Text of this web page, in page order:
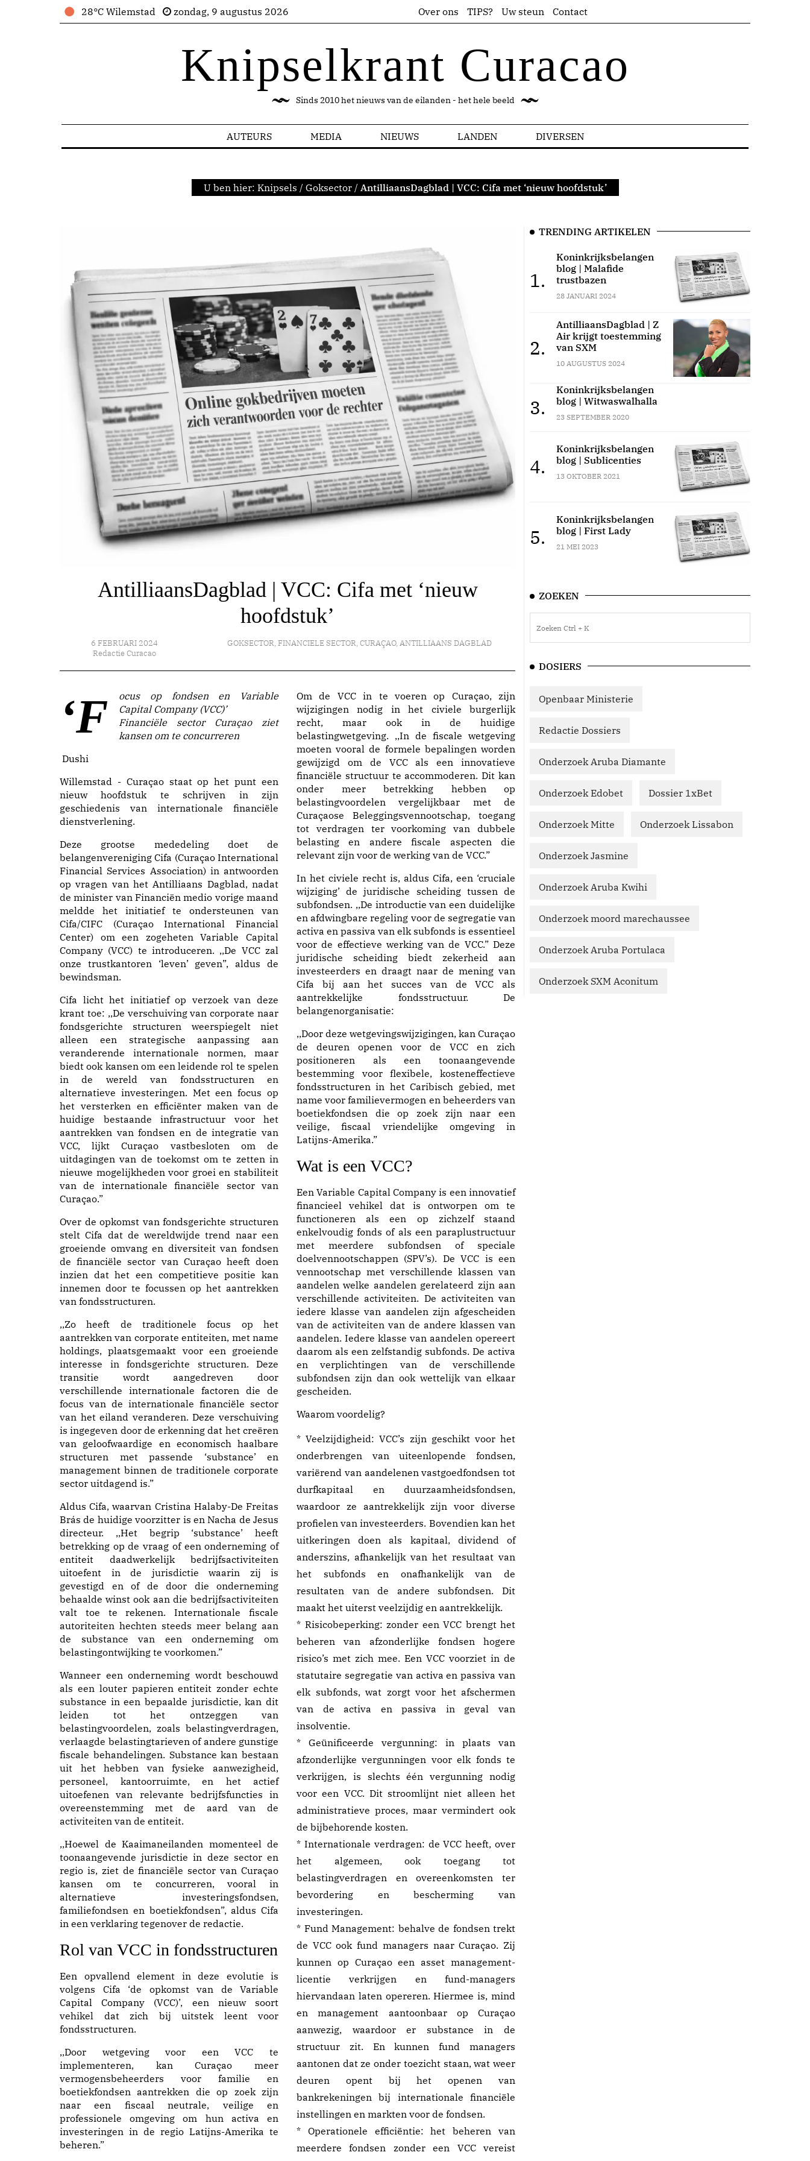
28°C Wilemstad zondag, 9 augustus 2026 Over ons TIPS? Uw steun Contact
Knipselkrant Curacao
Sinds 2010 het nieuws van de eilanden - het hele beeld
AUTEURS MEDIA NIEUWS LANDEN DIVERSEN
U ben hier: Knipsels / Goksector / AntilliaansDagblad | VCC: Cifa met ‘nieuw hoofdstuk’
AntilliaansDagblad | VCC: Cifa met ‘nieuw
hoofdstuk’
6 FEBRUARI 2024
Redactie Curacao
GOKSECTOR,FINANCIELE SECTOR,CURAÇAO,ANTILLIAANS DAGBLAD
‘Focus op fondsen en Variable
Capital Company (VCC)’
Financiële sector Curaçao ziet
kansen om te concurreren
Dushi
Willemstad - Curaçao staat op het punt een
nieuw hoofdstuk te schrijven in zijn
geschiedenis van internationale financiële
dienstverlening.
Deze grootse mededeling doet de
belangenvereniging Cifa (Curaçao International
Financial Services Association) in antwoorden
op vragen van het Antilliaans Dagblad, nadat
de minister van Financiën medio vorige maand
meldde het initiatief te ondersteunen van
Cifa/CIFC (Curaçao International Financial
Center) om een zogeheten Variable Capital
Company (VCC) te introduceren. ,,De VCC zal
onze trustkantoren ‘leven’ geven”, aldus de
bewindsman.
Cifa licht het initiatief op verzoek van deze
krant toe: ,,De verschuiving van corporate naar
fondsgerichte structuren weerspiegelt niet
alleen een strategische aanpassing aan
veranderende internationale normen, maar
biedt ook kansen om een leidende rol te spelen
in de wereld van fondsstructuren en
alternatieve investeringen. Met een focus op
het versterken en efficiënter maken van de
huidige bestaande infrastructuur voor het
aantrekken van fondsen en de integratie van
VCC, lijkt Curaçao vastbesloten om de
uitdagingen van de toekomst om te zetten in
nieuwe mogelijkheden voor groei en stabiliteit
van de internationale financiële sector van
Curaçao.”
Over de opkomst van fondsgerichte structuren
stelt Cifa dat de wereldwijde trend naar een
groeiende omvang en diversiteit van fondsen
de financiële sector van Curaçao heeft doen
inzien dat het een competitieve positie kan
innemen door te focussen op het aantrekken
van fondsstructuren.
,,Zo heeft de traditionele focus op het
aantrekken van corporate entiteiten, met name
holdings, plaatsgemaakt voor een groeiende
interesse in fondsgerichte structuren. Deze
transitie wordt aangedreven door
verschillende internationale factoren die de
focus van de internationale financiële sector
van het eiland veranderen. Deze verschuiving
is ingegeven door de erkenning dat het creëren
van geloofwaardige en economisch haalbare
structuren met passende ‘substance’ en
management binnen de traditionele corporate
sector uitdagend is.”
Aldus Cifa, waarvan Cristina Halaby-De Freitas
Brás de huidige voorzitter is en Nacha de Jesus
directeur. ,,Het begrip ‘substance’ heeft
betrekking op de vraag of een onderneming of
entiteit daadwerkelijk bedrijfsactiviteiten
uitoefent in de jurisdictie waarin zij is
gevestigd en of de door die onderneming
behaalde winst ook aan die bedrijfsactiviteiten
valt toe te rekenen. Internationale fiscale
autoriteiten hechten steeds meer belang aan
de substance van een onderneming om
belastingontwijking te voorkomen.”
Wanneer een onderneming wordt beschouwd
als een louter papieren entiteit zonder echte
substance in een bepaalde jurisdictie, kan dit
leiden tot het ontzeggen van
belastingvoordelen, zoals belastingverdragen,
verlaagde belastingtarieven of andere gunstige
fiscale behandelingen. Substance kan bestaan
uit het hebben van fysieke aanwezigheid,
personeel, kantoorruimte, en het actief
uitoefenen van relevante bedrijfsfuncties in
overeenstemming met de aard van de
activiteiten van de entiteit.
,,Hoewel de Kaaimaneilanden momenteel de
toonaangevende jurisdictie in deze sector en
regio is, ziet de financiële sector van Curaçao
kansen om te concurreren, vooral in
alternatieve investeringsfondsen,
familiefondsen en boetiekfondsen”, aldus Cifa
in een verklaring tegenover de redactie.
Rol van VCC in fondsstructuren
Een opvallend element in deze evolutie is
volgens Cifa ‘de opkomst van de Variable
Capital Company (VCC)’, een nieuw soort
vehikel dat zich bij uitstek leent voor
fondsstructuren.
,,Door wetgeving voor een VCC te
implementeren, kan Curaçao meer
vermogensbeheerders voor familie en
boetiekfondsen aantrekken die op zoek zijn
naar een fiscaal neutrale, veilige en
professionele omgeving om hun activa en
investeringen in de regio Latijns-Amerika te
beheren.”
Om de VCC in te voeren op Curaçao, zijn
wijzigingen nodig in het civiele burgerlijk
recht, maar ook in de huidige
belastingwetgeving. ,,In de fiscale wetgeving
moeten vooral de formele bepalingen worden
gewijzigd om de VCC als een innovatieve
financiële structuur te accommoderen. Dit kan
onder meer betrekking hebben op
belastingvoordelen vergelijkbaar met de
Curaçaose Beleggingsvennootschap, toegang
tot verdragen ter voorkoming van dubbele
belasting en andere fiscale aspecten die
relevant zijn voor de werking van de VCC.”
In het civiele recht is, aldus Cifa, een ‘cruciale
wijziging’ de juridische scheiding tussen de
subfondsen. ,,De introductie van een duidelijke
en afdwingbare regeling voor de segregatie van
activa en passiva van elk subfonds is essentieel
voor de effectieve werking van de VCC.” Deze
juridische scheiding biedt zekerheid aan
investeerders en draagt naar de mening van
Cifa bij aan het succes van de VCC als
aantrekkelijke fondsstructuur. De
belangenorganisatie:
,,Door deze wetgevingswijzigingen, kan Curaçao
de deuren openen voor de VCC en zich
positioneren als een toonaangevende
bestemming voor flexibele, kosteneffectieve
fondsstructuren in het Caribisch gebied, met
name voor familievermogen en beheerders van
boetiekfondsen die op zoek zijn naar een
veilige, fiscaal vriendelijke omgeving in
Latijns-Amerika.”
Wat is een VCC?
Een Variable Capital Company is een innovatief
financieel vehikel dat is ontworpen om te
functioneren als een op zichzelf staand
enkelvoudig fonds of als een paraplustructuur
met meerdere subfondsen of speciale
doelvennootschappen (SPV’s). De VCC is een
vennootschap met verschillende klassen van
aandelen welke aandelen gerelateerd zijn aan
verschillende activiteiten. De activiteiten van
iedere klasse van aandelen zijn afgescheiden
van de activiteiten van de andere klassen van
aandelen. Iedere klasse van aandelen opereert
daarom als een zelfstandig subfonds. De activa
en verplichtingen van de verschillende
subfondsen zijn dan ook wettelijk van elkaar
gescheiden.
Waarom voordelig?
* Veelzijdigheid: VCC’s zijn geschikt voor het
onderbrengen van uiteenlopende fondsen,
variërend van aandelenen vastgoedfondsen tot
durfkapitaal en duurzaamheidsfondsen,
waardoor ze aantrekkelijk zijn voor diverse
profielen van investeerders. Bovendien kan het
uitkeringen doen als kapitaal, dividend of
anderszins, afhankelijk van het resultaat van
het subfonds en onafhankelijk van de
resultaten van de andere subfondsen. Dit
maakt het uiterst veelzijdig en aantrekkelijk.
* Risicobeperking: zonder een VCC brengt het
beheren van afzonderlijke fondsen hogere
risico’s met zich mee. Een VCC voorziet in de
statutaire segregatie van activa en passiva van
elk subfonds, wat zorgt voor het afschermen
van de activa en passiva in geval van
insolventie.
* Geünificeerde vergunning: in plaats van
afzonderlijke vergunningen voor elk fonds te
verkrijgen, is slechts één vergunning nodig
voor een VCC. Dit stroomlijnt niet alleen het
administratieve proces, maar vermindert ook
de bijbehorende kosten.
* Internationale verdragen: de VCC heeft, over
het algemeen, ook toegang tot
belastingverdragen en overeenkomsten ter
bevordering en bescherming van
investeringen.
* Fund Management: behalve de fondsen trekt
de VCC ook fund managers naar Curaçao. Zij
kunnen op Curaçao een asset management-
licentie verkrijgen en fund-managers
hiervandaan laten opereren. Hiermee is, mind
en management aantoonbaar op Curaçao
aanwezig, waardoor er substance in de
structuur zit. En kunnen fund managers
aantonen dat ze onder toezicht staan, wat weer
deuren opent bij het openen van
bankrekeningen bij internationale financiële
instellingen en markten voor de fondsen.
* Operationele efficiëntie: het beheren van
meerdere fondsen zonder een VCC vereist
TRENDING ARTIKELEN
1.
Koninkrijksbelangen
blog | Malafide
trustbazen
28 JANUARI 2024
2.
AntilliaansDagblad | Z
Air krijgt toestemming
van SXM
10 AUGUSTUS 2024
3.
Koninkrijksbelangen
blog | Witwaswalhalla
23 SEPTEMBER 2020
4.
Koninkrijksbelangen
blog | Sublicenties
13 OKTOBER 2021
5.
Koninkrijksbelangen
blog | First Lady
21 MEI 2023
ZOEKEN
DOSIERS
Openbaar Ministerie
Redactie Dossiers
Onderzoek Aruba Diamante
Onderzoek Edobet Dossier 1xBet
Onderzoek Mitte Onderzoek Lissabon
Onderzoek Jasmine
Onderzoek Aruba Kwihi
Onderzoek moord marechaussee
Onderzoek Aruba Portulaca
Onderzoek SXM Aconitum